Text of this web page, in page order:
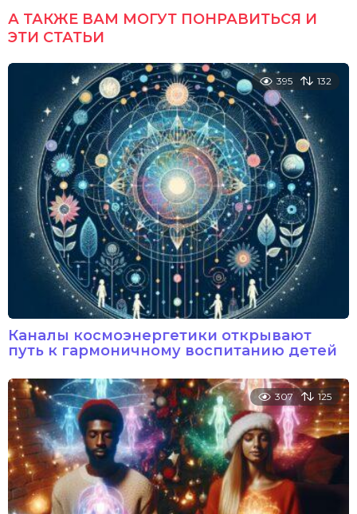
А ТАКЖЕ ВАМ МОГУТ ПОНРАВИТЬСЯ И
ЭТИ СТАТЬИ
395 132
Каналы космоэнергетики открывают
путь к гармоничному воспитанию детей
307 125